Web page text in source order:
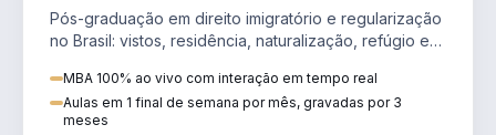
Pós-graduação em direito imigratório e regularização
no Brasil: vistos, residência, naturalização, refúgio e
MBA 100% ao vivo com interação em tempo real
Aulas em 1 final de semana por mês, gravadas por 3
meses